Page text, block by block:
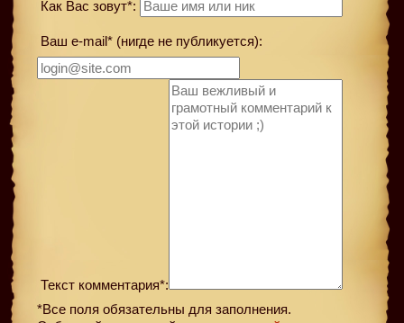
Как Вас зовут*:
Ваш e-mail* (нигде не публикуется):
Текст комментария*:
*Все поля обязательны для заполнения.